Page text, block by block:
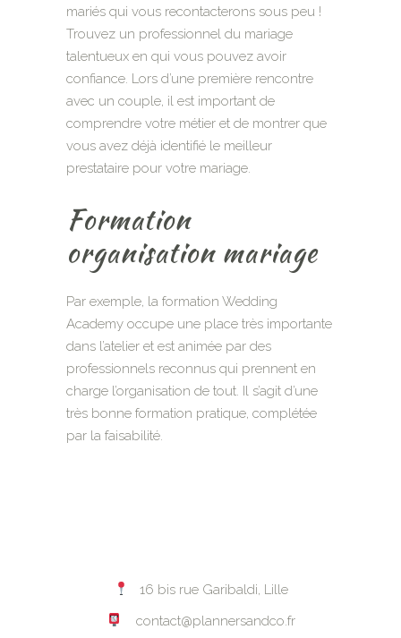
mariés qui vous recontacterons sous peu !
Trouvez un professionnel du mariage
talentueux en qui vous pouvez avoir
confiance. Lors d’une première rencontre
avec un couple, il est important de
comprendre votre métier et de montrer que
vous avez déjà identifié le meilleur
prestataire pour votre mariage.
Formation
organisation mariage
Par exemple, la formation Wedding
Academy occupe une place très importante
dans l’atelier et est animée par des
professionnels reconnus qui prennent en
charge l’organisation de tout. Il s’agit d’une
très bonne formation pratique, complétée
par la faisabilité.
16 bis rue Garibaldi, Lille
contact@plannersandco.fr